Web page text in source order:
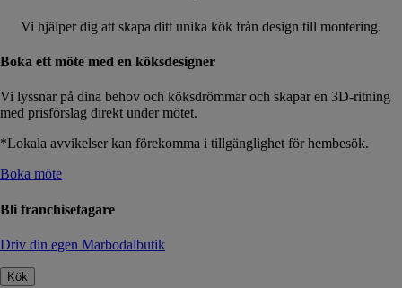
Vi hjälper dig att skapa ditt unika kök från design till montering.
Boka ett möte med en köksdesigner
Vi lyssnar på dina behov och köksdrömmar och skapar en 3D-ritning
med prisförslag direkt under mötet.
*Lokala avvikelser kan förekomma i tillgänglighet för hembesök.
Boka möte
Bli franchisetagare
Driv din egen Marbodalbutik
Kök